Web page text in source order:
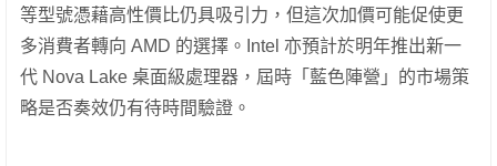
等型號憑藉高性價比仍具吸引力，但這次加價可能促使更
多消費者轉向 AMD 的選擇。Intel 亦預計於明年推出新一
代 Nova Lake 桌面級處理器，屆時「藍色陣營」的市場策
略是否奏效仍有待時間驗證。